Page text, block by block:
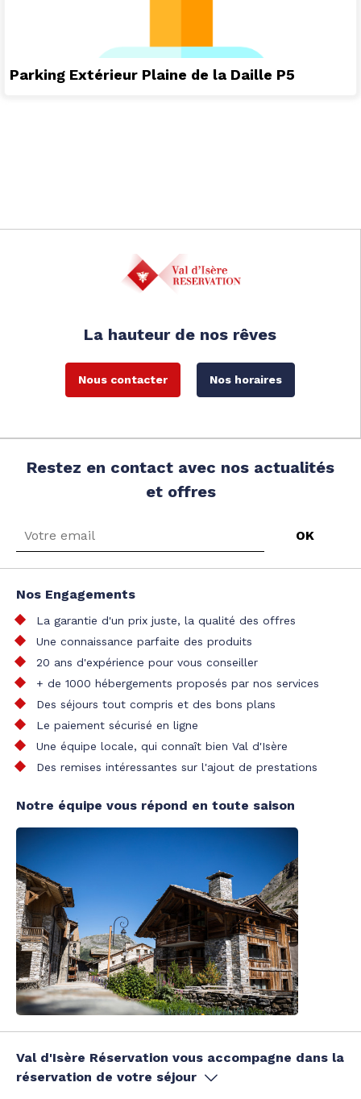
Parking Extérieur Plaine de la Daille P5
La hauteur de nos rêves
Nous contacter Nos horaires
Restez en contact avec nos actualités
et offres
Nos Engagements
La garantie d'un prix juste, la qualité des offres
Une connaissance parfaite des produits
20 ans d'expérience pour vous conseiller
+ de 1000 hébergements proposés par nos services
Des séjours tout compris et des bons plans
Le paiement sécurisé en ligne
Une équipe locale, qui connaît bien Val d'Isère
Des remises intéressantes sur l'ajout de prestations
Notre équipe vous répond en toute saison
Val d'Isère Réservation vous accompagne dans la
réservation de votre séjour